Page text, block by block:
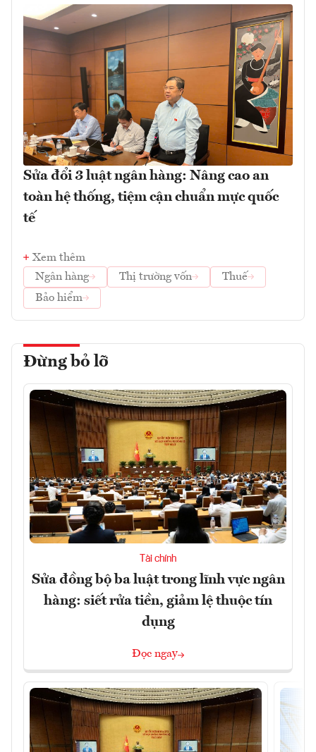
Sửa đổi 3 luật ngân hàng: Nâng cao an
toàn hệ thống, tiệm cận chuẩn mực quốc
tế
Xem thêm
Ngân hàng
Thị trường vốn
Thuế
Bảo hiểm
Đừng bỏ lỡ
Tài chính
Sửa đồng bộ ba luật trong lĩnh vực ngân
hàng: siết rửa tiền, giảm lệ thuộc tín
dụng
Đọc ngay